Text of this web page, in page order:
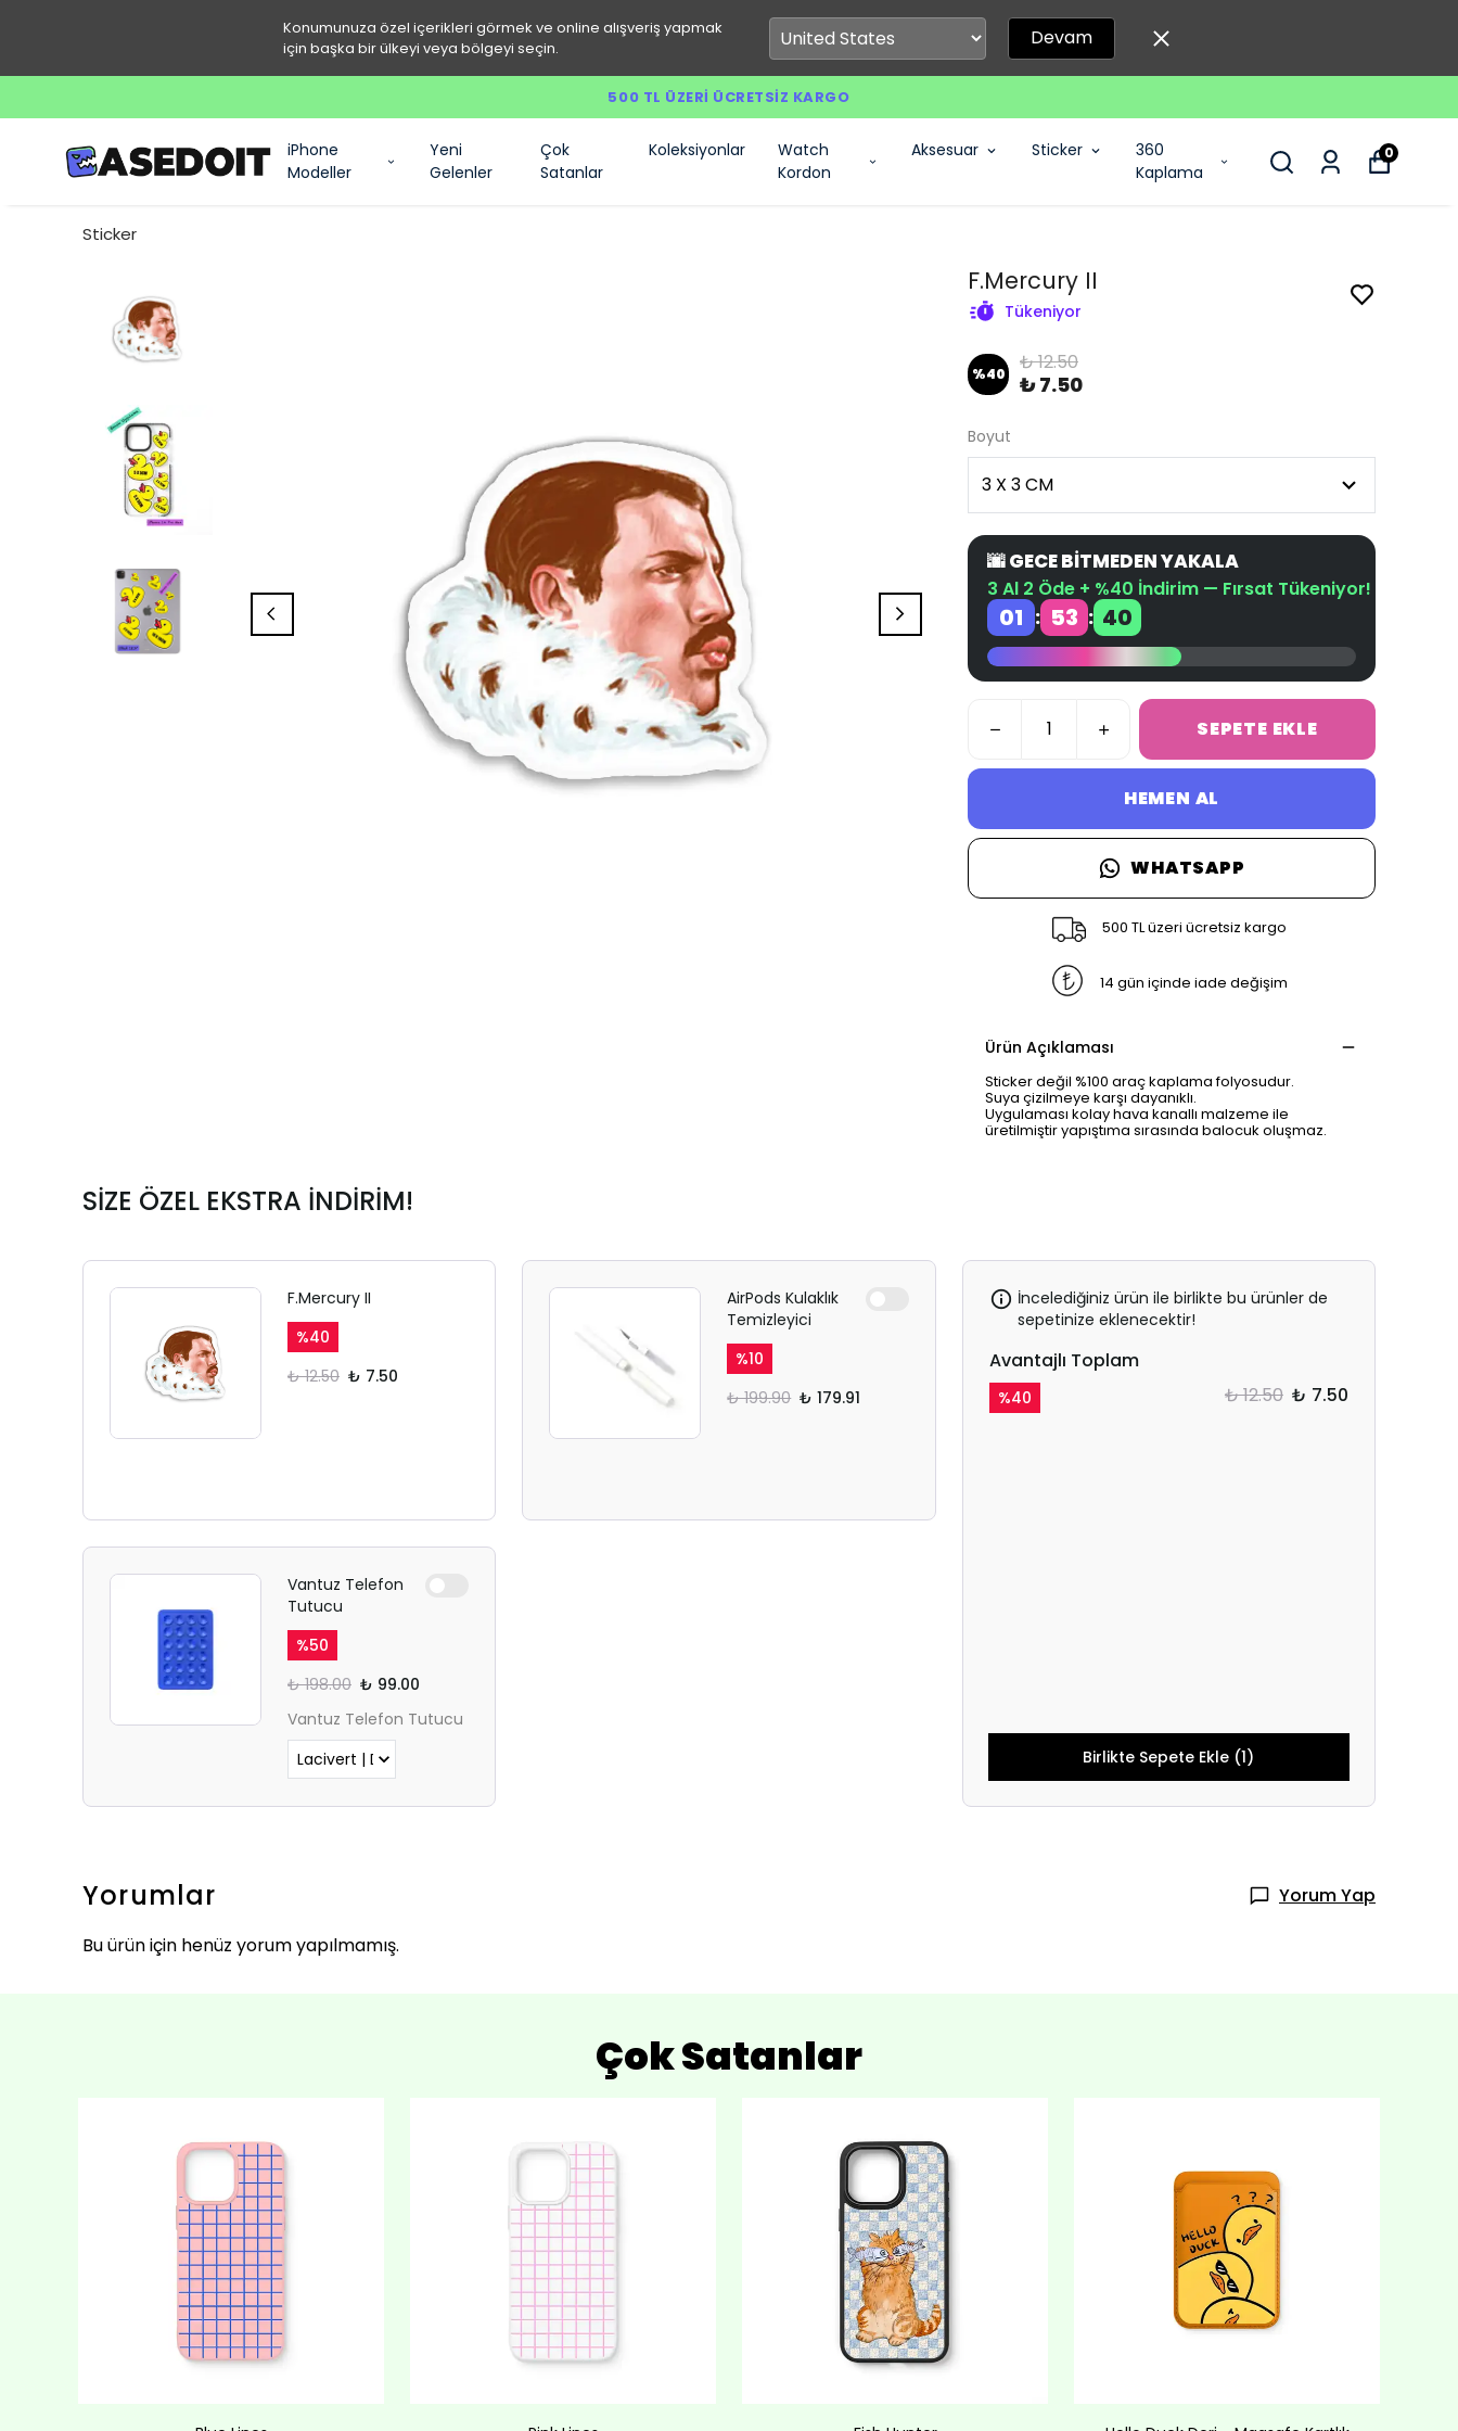
Konumunuza özel içerikleri görmek ve online alışveriş yapmak
için başka bir ülkeyi veya bölgeyi seçin.
Devam
500 TL ÜZERI ÜCRETSIZ KARGO
iPhone
Modeller
Yeni
Gelenler
Çok
Satanlar
Koleksiyonlar
Watch
Kordon
Aksesuar Sticker
360
Kaplama
0
Sticker
F.Mercury II
Tükeniyor
%40 ₺ 12.50
₺ 7.50
Boyut
🌆 GECE BİTMEDEN YAKALA
3 Al 2 Öde + %40 İndirim — Fırsat Tükeniyor!
01 : 53 : 39
SEPETE EKLE
HEMEN AL
WHATSAPP
500 TL üzeri ücretsiz kargo
14 gün içinde iade değişim
Ürün Açıklaması
Sticker değil %100 araç kaplama folyosudur.
Suya çizilmeye karşı dayanıklı.
Uygulaması kolay hava kanallı malzeme ile
üretilmiştir yapıştıma sırasında balocuk oluşmaz.
SİZE ÖZEL EKSTRA İNDİRİM!
F.Mercury II
%40
₺ 12.50 ₺ 7.50
AirPods Kulaklık
Temizleyici
%10
₺ 199.90 ₺ 179.91
Vantuz Telefon
Tutucu
%50
₺ 198.00 ₺ 99.00
Vantuz Telefon Tutucu
İncelediğiniz ürün ile birlikte bu ürünler de
sepetinize eklenecektir!
Avantajlı Toplam
%40 ₺ 12.50 ₺ 7.50
Birlikte Sepete Ekle (1)
Yorumlar
Yorum Yap
Bu ürün için henüz yorum yapılmamış.
Çok Satanlar